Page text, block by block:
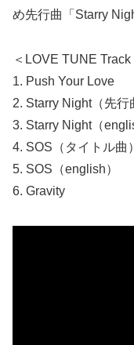
め先行曲「Starry
＜LOVE TUNE Track
1. Push Your Love
2. Starry Night（先行
3. Starry Night（
4. SOS（タイトル曲）
5. SOS（english）
6. Gravity